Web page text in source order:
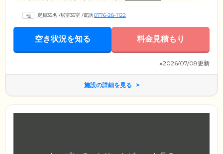
定員35名 /居室35室 /電話0776-28-1122
空き状況を知る 料金見積もり
※2026/07/08更新
施設の詳細を見る